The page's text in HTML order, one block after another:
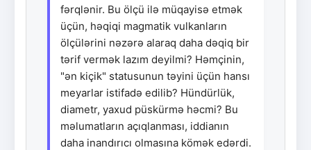
fərqlənir. Bu ölçü ilə müqayisə etmək
üçün, həqiqi magmatik vulkanların
ölçülərini nəzərə alaraq daha dəqiq bir
tərif vermək lazım deyilmi? Həmçinin,
"ən kiçik" statusunun təyini üçün hansı
meyarlar istifadə edilib? Hündürlük,
diametr, yaxud püskürmə həcmi? Bu
məlumatların açıqlanması, iddianın
daha inandırıcı olmasına kömək edərdi.